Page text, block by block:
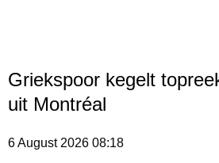
Griekspoor kegelt
uit Montréal
6 August 2026 08:18